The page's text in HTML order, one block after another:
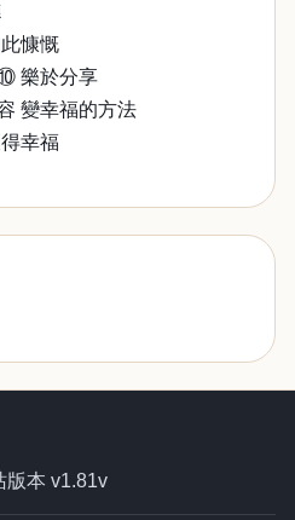
慷慨
樂於分享
變幸福的方法
幸福
版本 v1.81v